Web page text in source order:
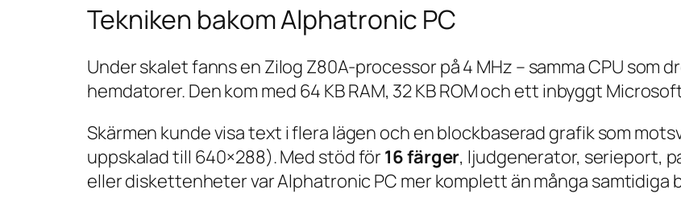
Tekniken bakom Alphatronic PC
Under skalet fanns en Zilog Z80A-processor på 4 MHz – samma CPU som
hemdatorer. Den kom med 64 KB RAM, 32 KB ROM och ett inbyggt Microsoft
Skärmen kunde visa text i flera lägen och en blockbaserad grafik som
uppskalad till 640×288). Med stöd för 16 färger, ljudgenerator, serieport,
eller diskettenheter var Alphatronic PC mer komplett än många samtidiga